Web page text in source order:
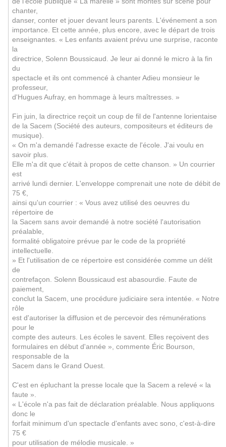
chanter,
danser, conter et jouer devant leurs parents. L'événement a son
importance. Et cette année, plus encore, avec le départ de trois
enseignantes. « Les enfants avaient prévu une surprise, raconte
la
directrice, Solenn Boussicaud. Je leur ai donné le micro à la fin
du
spectacle et ils ont commencé à chanter Adieu monsieur le
professeur,
d'Hugues Aufray, en hommage à leurs maîtresses. »
Fin juin, la directrice reçoit un coup de fil de l'antenne lorientaise
de la Sacem (Société des auteurs, compositeurs et éditeurs de
musique).
« On m'a demandé l'adresse exacte de l'école. J'ai voulu en
savoir plus.
Elle m'a dit que c'était à propos de cette chanson. » Un courrier
est
arrivé lundi dernier. L'enveloppe comprenait une note de débit de
75 €,
ainsi qu'un courrier : « Vous avez utilisé des oeuvres du
répertoire de
la Sacem sans avoir demandé à notre société l'autorisation
préalable,
formalité obligatoire prévue par le code de la propriété
intellectuelle.
» Et l'utilisation de ce répertoire est considérée comme un délit
de
contrefaçon. Solenn Boussicaud est abasourdie. Faute de
paiement,
conclut la Sacem, une procédure judiciaire sera intentée. « Notre
rôle
est d'autoriser la diffusion et de percevoir des rémunérations
pour le
compte des auteurs. Les écoles le savent. Elles reçoivent des
formulaires en début d'année », commente Éric Bourson,
responsable de la
Sacem dans le Grand Ouest.
C'est en épluchant la presse locale que la Sacem a relevé « la
faute ».
« L'école n'a pas fait de déclaration préalable. Nous appliquons
donc le
forfait minimum d'un spectacle d'enfants avec sono, c'est-à-dire
75 €
pour utilisation de mélodie musicale. »